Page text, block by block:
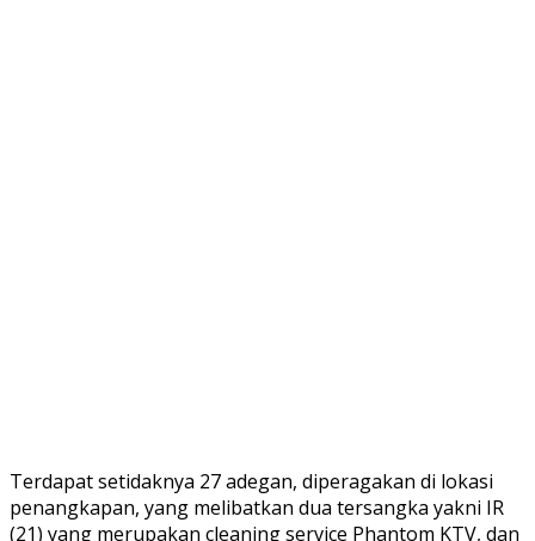
Terdapat setidaknya 27 adegan, diperagakan di lokasi
penangkapan, yang melibatkan dua tersangka yakni IR
(21) yang merupakan cleaning service Phantom KTV, dan